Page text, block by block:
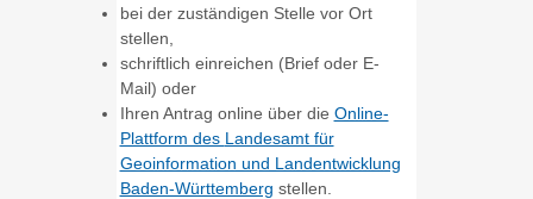
bei der zuständigen Stelle vor Ort
stellen,
schriftlich einreichen (Brief oder E-
Mail) oder
Ihren Antrag online über die Online-
Plattform des Landesamt für
Geoinformation und Landentwicklung
Baden-Württemberg stellen.